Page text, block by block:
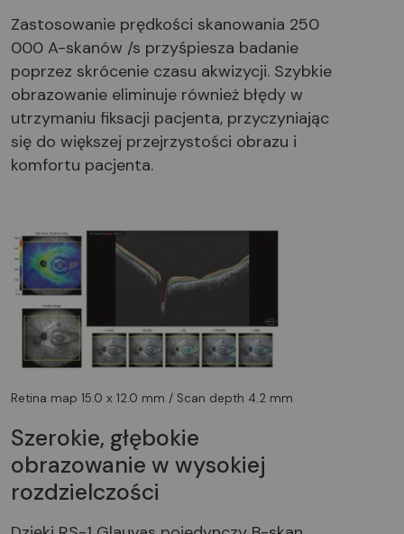
Zastosowanie prędkości skanowania 250
000 A-skanów /s przyśpiesza badanie
poprzez skrócenie czasu akwizycji. Szybkie
obrazowanie eliminuje również błędy w
utrzymaniu fiksacji pacjenta, przyczyniając
się do większej przejrzystości obrazu i
komfortu pacjenta.
Retina map 15.0 x 12.0 mm / Scan depth 4.2 mm
Szerokie, głębokie
obrazowanie w wysokiej
rozdzielczości